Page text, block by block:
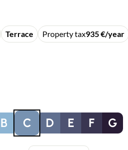
Terrace Property tax935 €/year
B C D E F G